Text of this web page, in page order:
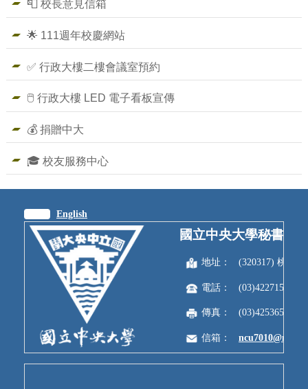
📮 校長意見信箱
🌟 111週年校慶網站
✅ 行政大樓二樓會議室預約
🖱️ 行政大樓 LED 電子看板宣傳
💰 捐贈中大
🎓 校友服務中心
English
國立中央大學秘書室
地址： (320317) 桃園
電話： (03)4227151
傳真： (03)4253650
信箱：